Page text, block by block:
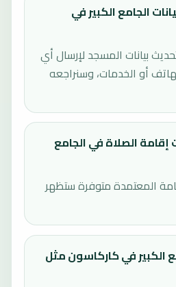
الجامع الكبير في
بيانات المسجد لإرسال أي
أو الخدمات، وسنراجعه
الصلاة في الجامع
المعتمدة متوفرة ستظهر
الكبير في كاركاسون مثل